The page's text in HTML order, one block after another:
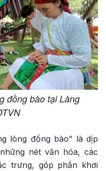
đồng bào tại Làng
lòng đồng bào” là dịp
nét văn hóa, các
trưng, góp phần khơi